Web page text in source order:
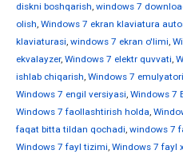
diskni boshqarish, windows 7
olish, Windows 7 ekran klaviatura
klaviaturasi, windows 7 ekran o'limi,
ekvalayzer, Windows 7 elektr quvvati,
ishlab chiqarish, Windows 7 emulyatori
Windows 7 engil versiyasi, Windows 7
Windows 7 faollashtirish holda,
faqat bitta tildan qochadi, windows 7
Windows 7 fayl tizimi, Windows 7 fayl